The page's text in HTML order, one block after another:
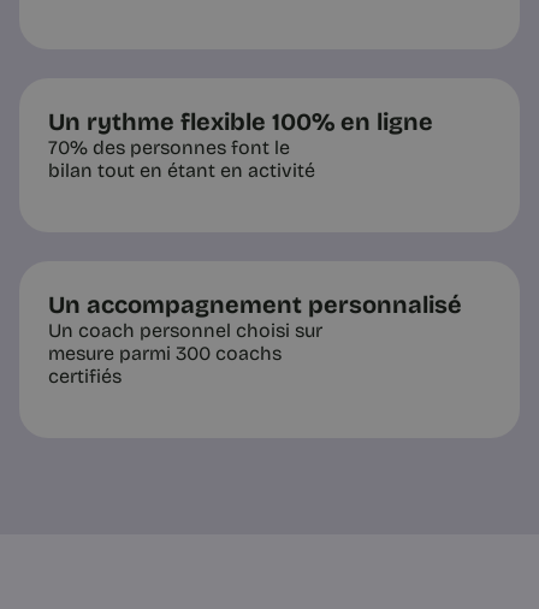
Un rythme flexible 100% en ligne
70% des personnes font le
bilan tout en étant en activité
Un accompagnement personnalisé
Un coach personnel choisi sur
mesure parmi 300 coachs
certifiés